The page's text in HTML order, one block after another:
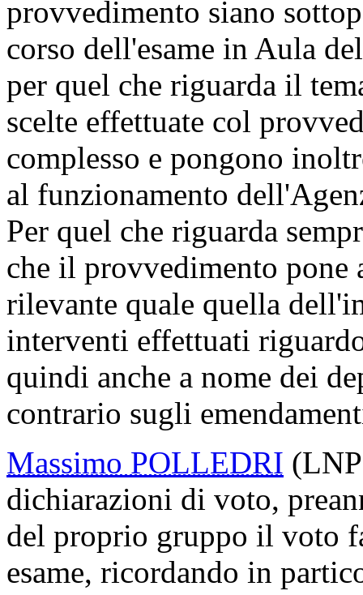
provvedimento siano
corso dell'esame in Aula
per quel che riguarda il
scelte effettuate col
complesso e pongono
al funzionamento
Per quel che riguarda
che il provvedimento pone
rilevante quale quella
interventi effettuati
quindi anche a nome dei
contrario sugli
Massimo POLLEDRI
dichiarazioni di voto,
del proprio gruppo il voto
esame, ricordando in